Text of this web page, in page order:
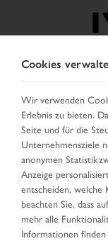
LAND
Toggle
navigation
MENU
Cookies
Wir verwenden
Erlebnis zu bieten.
Seite und für die
Unternehmensziele
anonymen
Anzeige
entscheiden, welche
beachten Sie, dass
mehr alle
Informationen